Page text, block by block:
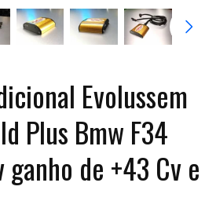
Evolussem
Plus Bmw F34
de +43 Cv e